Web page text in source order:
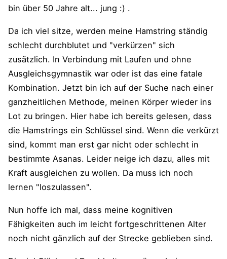
bin über 50 Jahre alt... jung :) .
Da ich viel sitze, werden meine Hamstring ständig
schlecht durchblutet und "verkürzen" sich
zusätzlich. In Verbindung mit Laufen und ohne
Ausgleichsgymnastik war oder ist das eine fatale
Kombination. Jetzt bin ich auf der Suche nach einer
ganzheitlichen Methode, meinen Körper wieder ins
Lot zu bringen. Hier habe ich bereits gelesen, dass
die Hamstrings ein Schlüssel sind. Wenn die verkürzt
sind, kommt man erst gar nicht oder schlecht in
bestimmte Asanas. Leider neige ich dazu, alles mit
Kraft ausgleichen zu wollen. Da muss ich noch
lernen "loszulassen".
Nun hoffe ich mal, dass meine kognitiven
Fähigkeiten auch im leicht fortgeschrittenen Alter
noch nicht gänzlich auf der Strecke geblieben sind.